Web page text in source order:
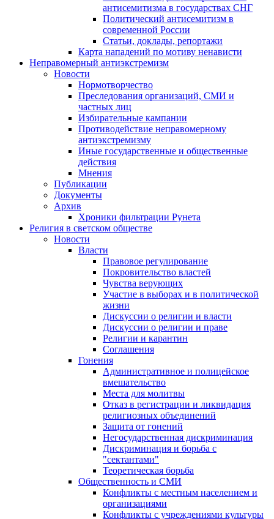
антисемитизма в государствах СНГ
Политический антисемитизм в
современной России
Статьи, доклады, репортажи
Карта нападений по мотиву ненависти
Неправомерный антиэкстремизм
Новости
Нормотворчество
Преследования организаций, СМИ и
частных лиц
Избирательные кампании
Противодействие неправомерному
антиэкстремизму
Иные государственные и общественные
действия
Мнения
Публикации
Документы
Архив
Хроники фильтрации Рунета
Религия в светском обществе
Новости
Власти
Правовое регулирование
Покровительство властей
Чувства верующих
Участие в выборах и в политической
жизни
Дискуссии о религии и власти
Дискуссии о религии и праве
Религии и карантин
Соглашения
Гонения
Административное и полицейское
вмешательство
Места для молитвы
Отказ в регистрации и ликвидация
религиозных объединений
Защита от гонений
Негосударственная дискриминация
Дискриминация и борьба с
"сектантами"
Теоретическая борьба
Общественность и СМИ
Конфликты с местным населением и
организациями
Конфликты с учреждениями культуры